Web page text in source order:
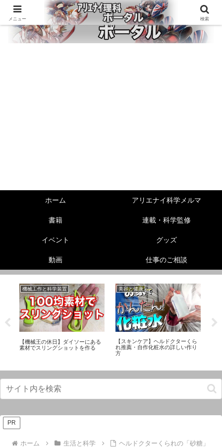
ホーム アリエナイ科学メルマ
書籍 連載・科学監修
イベント グッズ
動画 仕事のご相談
機械工作と科学装置
【機械王の休日】ダイソーにある
素材でスリングショットを作る
美容と健康
【スキンケア】ヘルドクターくら
れ推薦・自作化粧水の詳しい作り
方
PR
ホーム 生活と科学
ヘルドクターくられの「砂糖」
メニュー 検索